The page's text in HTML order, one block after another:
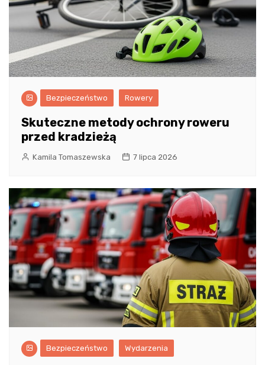
Bezpieczeństwo Rowery
Skuteczne metody ochrony roweru
przed kradzieżą
Kamila Tomaszewska 7 lipca 2026
Bezpieczeństwo Wydarzenia